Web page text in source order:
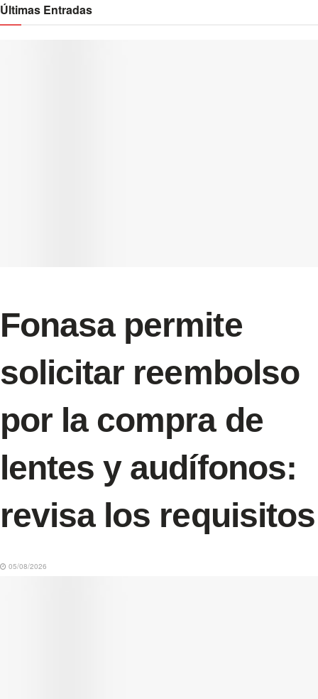
Últimas Entradas
Fonasa permite
solicitar reembolso
por la compra de
lentes y audífonos:
revisa los requisitos
05/08/2026